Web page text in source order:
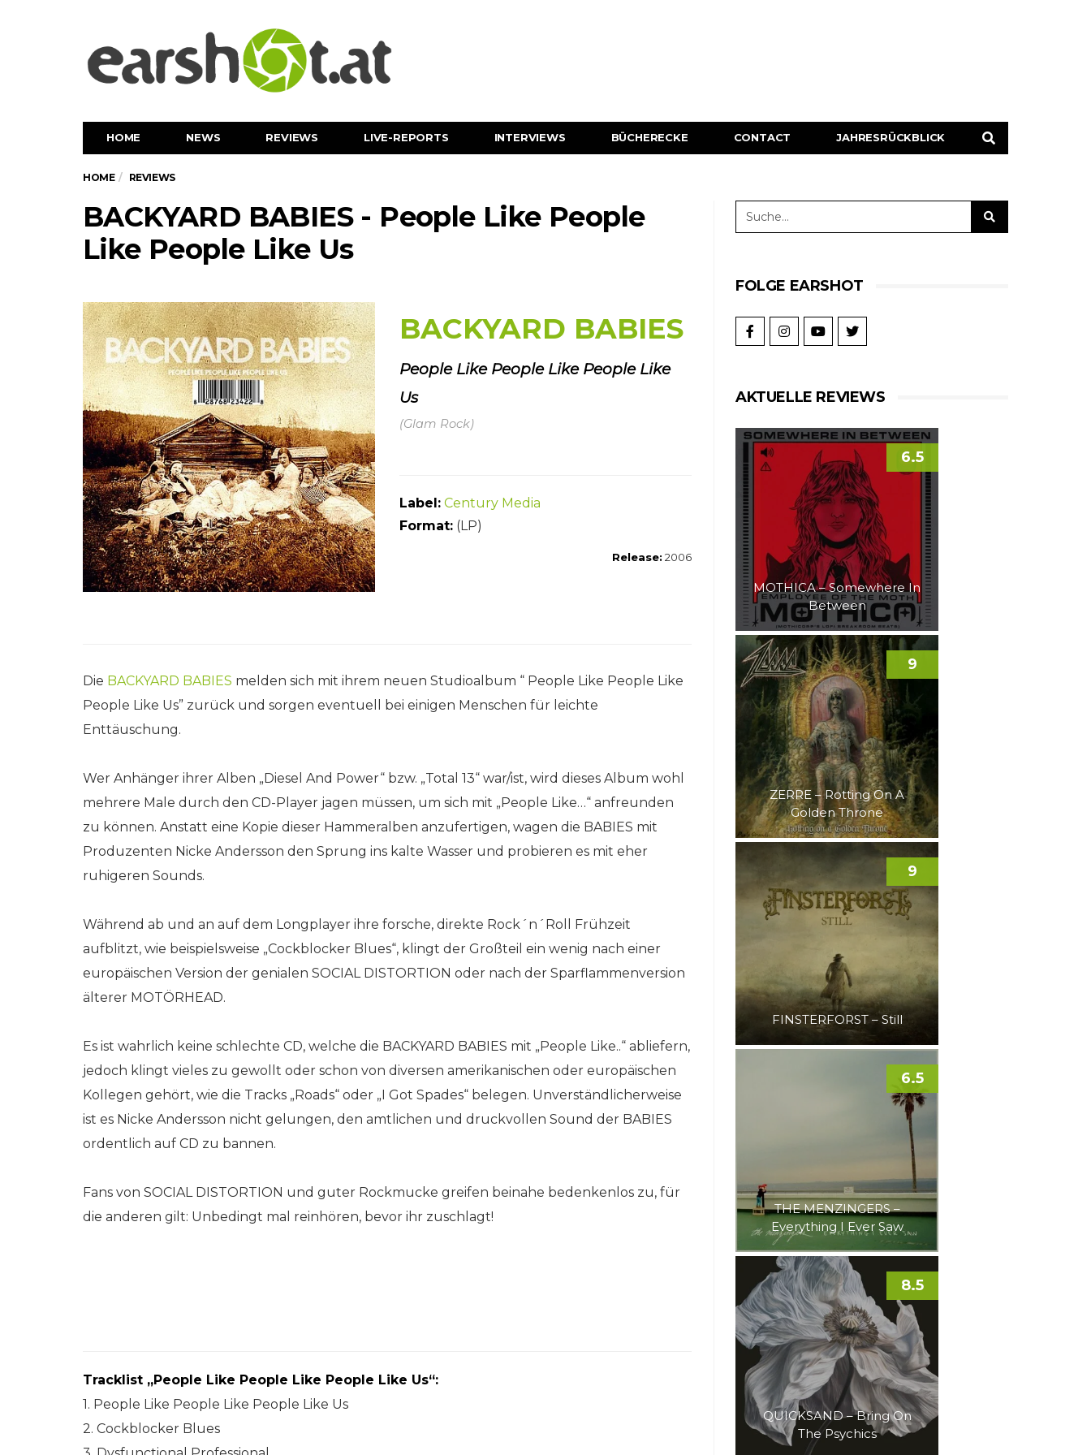
HOME NEWS REVIEWS LIVE-REPORTS INTERVIEWS BÜCHERECKE CONTACT JAHRESRÜCKBLICK
HOME REVIEWS
BACKYARD BABIES - People Like People
Like People Like Us
BACKYARD BABIES
People Like People Like People Like
Us
(Glam Rock)
Label: Century Media
Format: (LP)
Release: 2006
Die BACKYARD BABIES melden sich mit ihrem neuen Studioalbum “ People Like People Like
People Like Us” zurück und sorgen eventuell bei einigen Menschen für leichte
Enttäuschung.
Wer Anhänger ihrer Alben „Diesel And Power“ bzw. „Total 13“ war/ist, wird dieses Album wohl
mehrere Male durch den CD-Player jagen müssen, um sich mit „People Like…“ anfreunden
zu können. Anstatt eine Kopie dieser Hammeralben anzufertigen, wagen die BABIES mit
Produzenten Nicke Andersson den Sprung ins kalte Wasser und probieren es mit eher
ruhigeren Sounds.
Während ab und an auf dem Longplayer ihre forsche, direkte Rock´n´Roll Frühzeit
aufblitzt, wie beispielsweise „Cockblocker Blues“, klingt der Großteil ein wenig nach einer
europäischen Version der genialen SOCIAL DISTORTION oder nach der Sparflammenversion
älterer MOTÖRHEAD.
Es ist wahrlich keine schlechte CD, welche die BACKYARD BABIES mit „People Like..“ abliefern,
jedoch klingt vieles zu gewollt oder schon von diversen amerikanischen oder europäischen
Kollegen gehört, wie die Tracks „Roads“ oder „I Got Spades“ belegen. Unverständlicherweise
ist es Nicke Andersson nicht gelungen, den amtlichen und druckvollen Sound der BABIES
ordentlich auf CD zu bannen.
Fans von SOCIAL DISTORTION und guter Rockmucke greifen beinahe bedenkenlos zu, für
die anderen gilt: Unbedingt mal reinhören, bevor ihr zuschlagt!
Tracklist „People Like People Like People Like Us“:
1. People Like People Like People Like Us
2. Cockblocker Blues
FOLGE EARSHOT
AKTUELLE REVIEWS
MOTHICA – Somewhere In
Between
6.5
ZERRE – Rotting On A
Golden Throne
9
FINSTERFORST – Still
9
THE MENZINGERS –
Everything I Ever Saw
6.5
QUICKSAND – Bring On
The Psychics
8.5